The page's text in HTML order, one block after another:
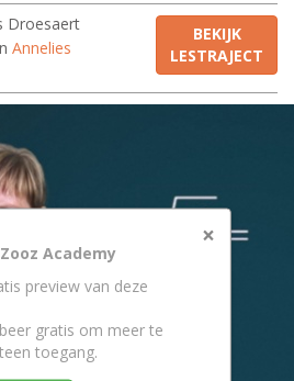
Droesaert
Annelies
BEKIJK
LESTRAJECT
×
Academy
preview van deze
gratis om meer te
toegang.